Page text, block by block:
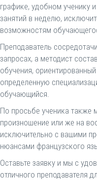
графике, удобном ученику
занятий в неделю,
возможностям
Преподаватель
запросах, а методист
обучения,
определенную
обучающийся.
По просьбе ученика также
произношение или же на
исключительно с вашими
нюансами французского
Оставьте заявку и мы с
отличного преподавателя